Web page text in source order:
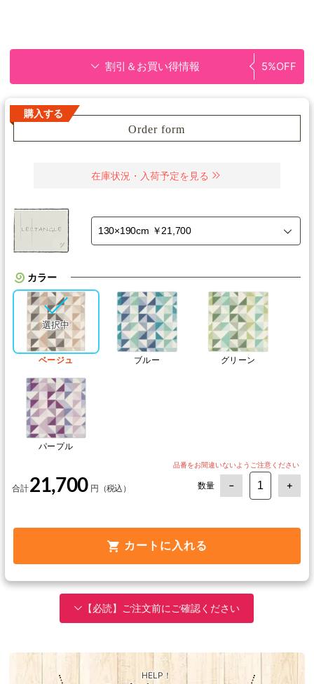
割引＆お買い得情報 5%OFF
購入する
Order form
在庫状況・入荷予定を見る
カラー
ベージュ ブルー グリーン
パープル
21,700 数量
カートに入れる
【必読】ご注文前にご確認ください
HELP！